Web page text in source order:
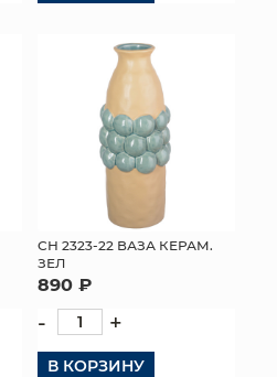
СН 2323-22 ВАЗА КЕРАМ.
ЗЕЛ
890 ₽
- +
В КОРЗИНУ